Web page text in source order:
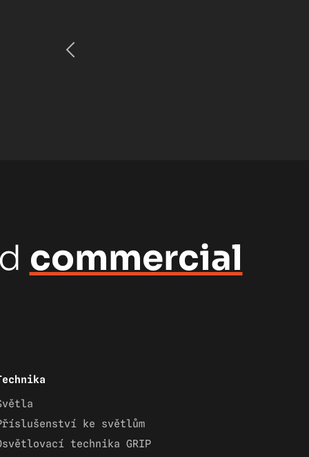
commercial
ke světlům
technika GRIP